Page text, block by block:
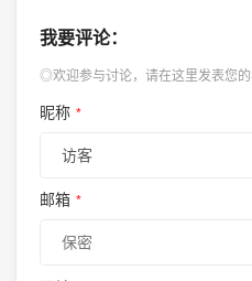
我要评论：
◎欢迎参与讨论，请在这里发表您的
昵称 *
邮箱 *